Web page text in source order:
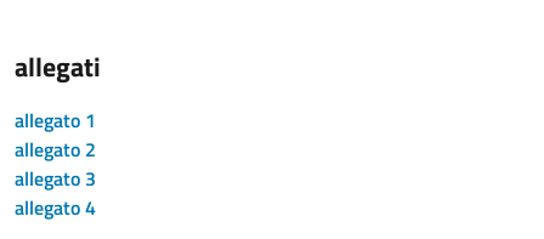
allegati
allegato 1
allegato 2
allegato 3
allegato 4